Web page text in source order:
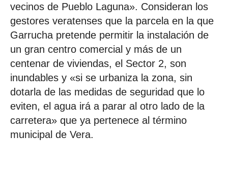
vecinos de Pueblo Laguna». Consideran los
gestores veratenses que la parcela en la que
Garrucha pretende permitir la instalación de
un gran centro comercial y más de un
centenar de viviendas, el Sector 2, son
inundables y «si se urbaniza la zona, sin
dotarla de las medidas de seguridad que lo
eviten, el agua irá a parar al otro lado de la
carretera» que ya pertenece al término
municipal de Vera.